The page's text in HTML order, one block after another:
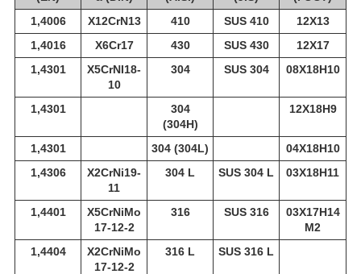
1,4006
X12CrN13 410 SUS 410
12Х13
1,4016
X6Cr17 430 SUS 430
12Х17
1,4301
X5CrNI18-
10
304 SUS 304 08Х18Н10
1,4301
304
(304H)
12Х18Н9
1,4301 304 (304L)
04Х18Н10
1,4306
X2CrNi19-
11
304 L SUS 304 L 03Х18Н11
1,4401
X5CrNiMo
17-12-2
316 SUS 316
03Х17Н14
М2
1,4404
X2CrNiMo
17-12-2
316 L SUS 316 L